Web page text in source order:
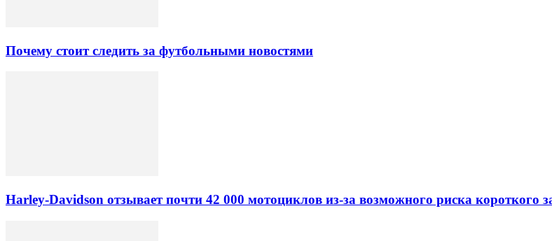
Почему стоит следить за футбольными новостями
Harley-Davidson отзывает почти 42 000 мотоциклов из-за возможного риска короткого